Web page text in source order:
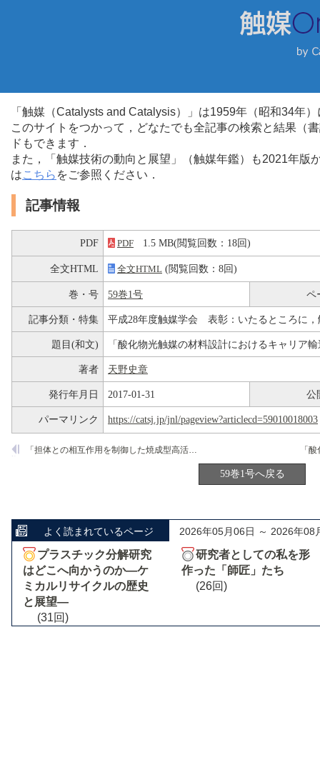
「触媒（Catalysts and Catalysis）」は1959年（昭和34年
このサイトをつかって，どなたでも全記事の検索と結果（
ドもできます．
また，「触媒技術の動向と展望」（触媒年鑑）も2021年
はこちら をご参照ください．
記事情報
PDF PDF 1.5 MB(閲覧回数：18回)
全文HTML 全文HTML (閲覧回数：8回)
巻・号 59巻1号 ペ
記事分類・特集 平成28年度触媒学会 表彰：いたるところに，
題目(和文) 「酸化物光触媒の材料設計におけるキャリア
著者 天野史章
発行年月日 2017-01-31 公
パーマリンク https://catsj.jp/jnl/pageview?articlecd=59010018003
「担体との相互作用を制御した焼成型高活性脱硫触媒の開発と実用化」
59巻1号へ戻る
よく読まれているページ 2026年05月06日 ～ 2026年08
プラスチック分解研究
はどこへ向かうのか―ケ
ミカルリサイクルの歴史
と展望―
(31回)
研究者としての私を形
作った「師匠」たち
(26回)